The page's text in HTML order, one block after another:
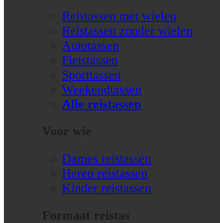
Reistassen met wielen
Reistassen zonder wielen
Autotassen
Fietstassen
Sporttassen
Weekendtassen
Alle reistassen
Voor wie
Dames reistassen
Heren reistassen
Kinder reistassen
Formaat reistas